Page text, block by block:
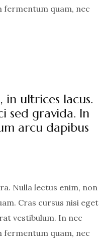
fermentum quam, nec
in ultrices lacus.
sed gravida. In
arcu dapibus
Nulla lectus enim, non
Cras cursus nisi eget
vestibulum. In nec
fermentum quam, nec